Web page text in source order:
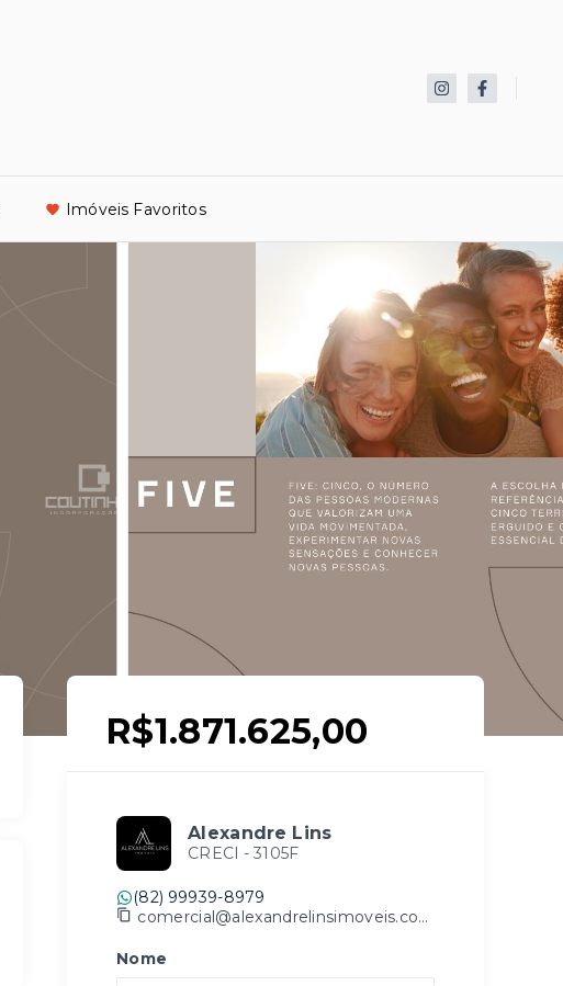
Imóveis Favoritos
R$1.871.625,00
Alexandre Lins
CRECI - 3105F
(82) 99939-8979
comercial@alexandrelinsimoveis.com.br
Nome